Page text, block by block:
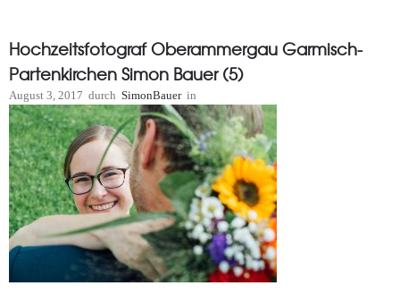
Hochzeitsfotograf Oberammergau Garmisch-
Partenkirchen Simon Bauer (5)
August 3, 2017 durch SimonBauer in